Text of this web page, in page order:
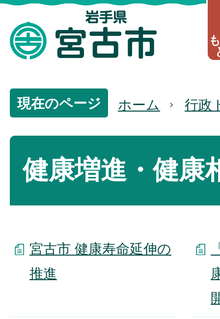
現在のページ ホーム 行政
健康増進・健康
宮古市 健康寿命延伸の
推進